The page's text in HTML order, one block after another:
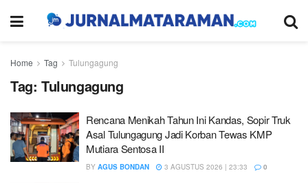
Home Tag Tulungagung
Tag: Tulungagung
Rencana Menikah Tahun Ini Kandas, Sopir Truk
Asal Tulungagung Jadi Korban Tewas KMP
Mutiara Sentosa II
BY AGUS BONDAN 3 AGUSTUS 2026 | 23:33 0